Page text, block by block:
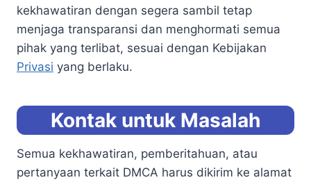
kekhawatiran dengan segera sambil tetap
menjaga transparansi dan menghormati semua
pihak yang terlibat, sesuai dengan Kebijakan
Privasi yang berlaku.
Kontak untuk Masalah
Semua kekhawatiran, pemberitahuan, atau
pertanyaan terkait DMCA harus dikirim ke alamat